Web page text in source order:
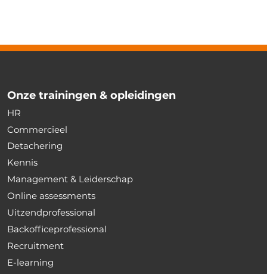
Onze trainingen & opleidingen
HR
Commercieel
Detachering
Kennis
Management & Leiderschap
Online assessments
Uitzendprofessional
Backofficeprofessional
Recruitment
E-learning